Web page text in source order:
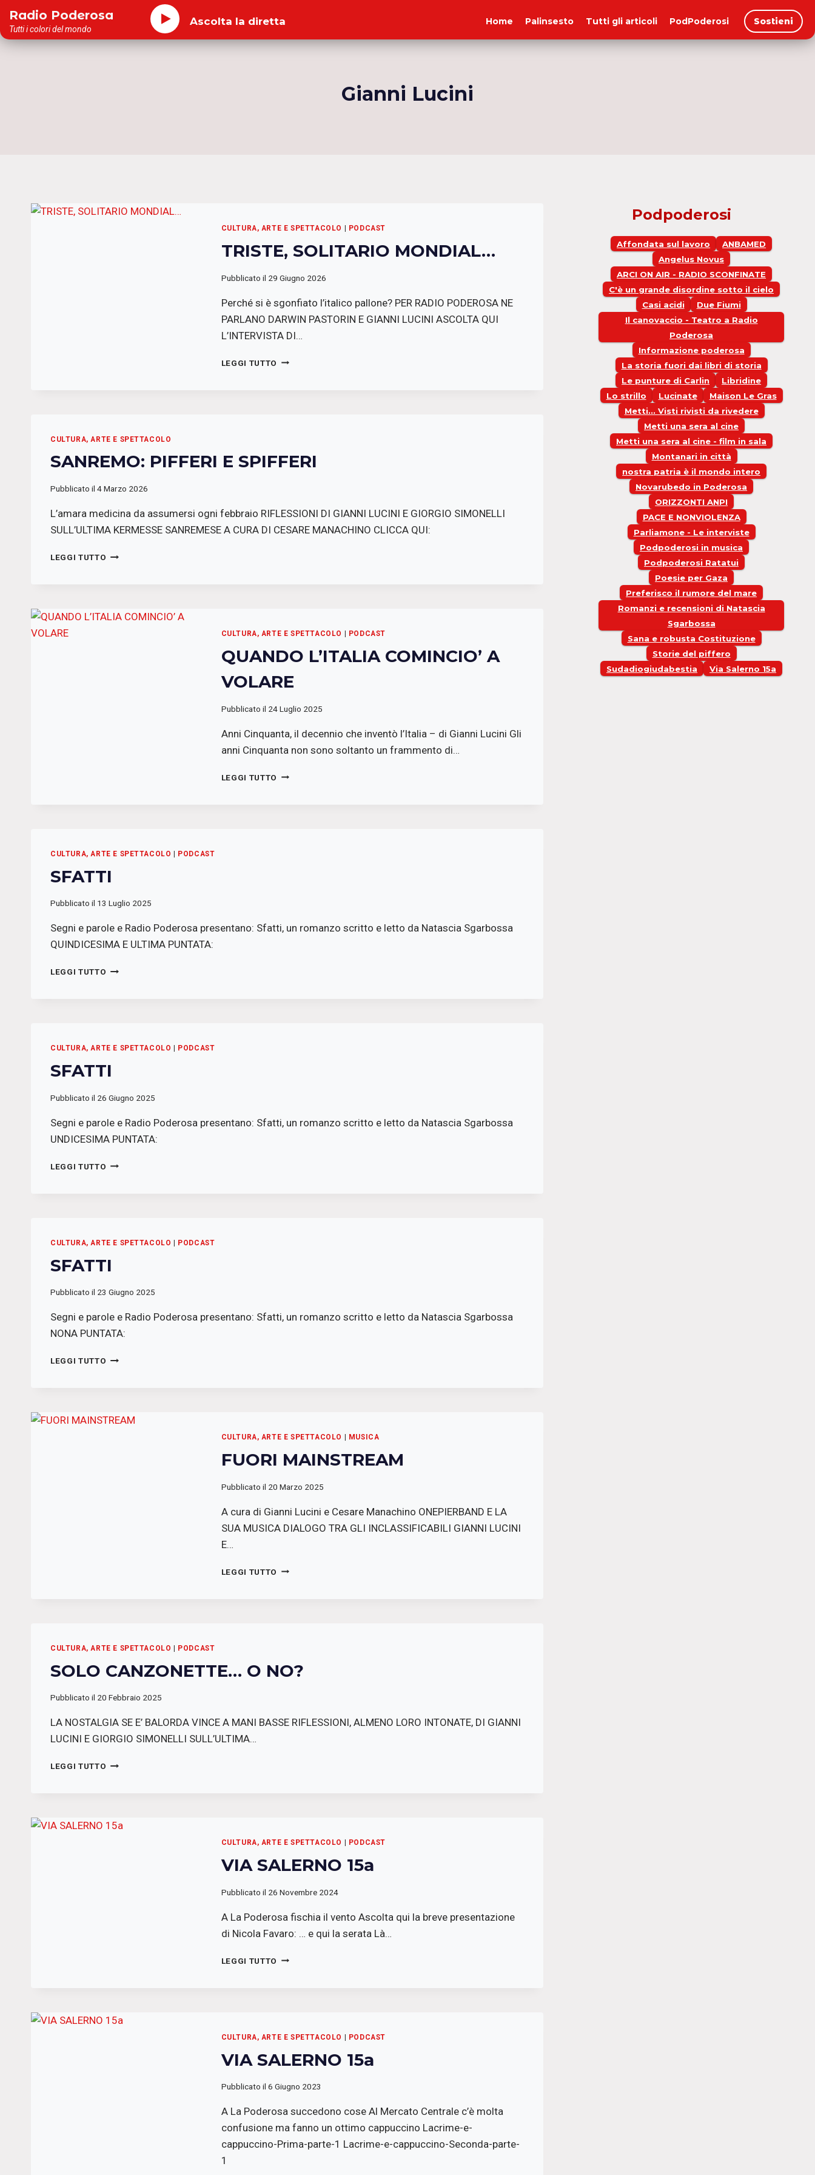
contenuto
Radio Poderosa
Tutti i colori del mondo
Ascolta la diretta Home Palinsesto Tutti gli articoli PodPoderosi Sostieni
Gianni Lucini
CULTURA, ARTE E SPETTACOLO PODCAST
TRISTE, SOLITARIO MONDIAL…
Pubblicato il 29 Giugno 2026
Perché si è sgonfiato l’italico pallone? PER RADIO PODEROSA NE
PARLANO DARWIN PASTORIN E GIANNI LUCINI ASCOLTA QUI
L’INTERVISTA DI…
LEGGI TUTTO TRISTE,
CULTURA, ARTE E SPETTACOLO
SANREMO: PIFFERI E SPIFFERI
Pubblicato il 4 Marzo 2026
L’amara medicina da assumersi ogni febbraio RIFLESSIONI DI GIANNI LUCINI E GIORGIO SIMONELLI
SULL’ULTIMA KERMESSE SANREMESE A CURA DI CESARE MANACHINO CLICCA QUI:
LEGGI TUTTO SANREMO:
CULTURA, ARTE E SPETTACOLO PODCAST
QUANDO L’ITALIA COMINCIO’ A
VOLARE
Pubblicato il 24 Luglio 2025
Anni Cinquanta, il decennio che inventò l’Italia – di Gianni Lucini Gli
anni Cinquanta non sono soltanto un frammento di…
LEGGI TUTTO QUANDO
CULTURA, ARTE E SPETTACOLO | PODCAST
SFATTI
Pubblicato il 13 Luglio 2025
Segni e parole e Radio Poderosa presentano: Sfatti, un romanzo scritto e letto da Natascia Sgarbossa
QUINDICESIMA E ULTIMA PUNTATA:
LEGGI TUTTO SFATTI
CULTURA, ARTE E SPETTACOLO PODCAST
SFATTI
Pubblicato il 26 Giugno 2025
Segni e parole e Radio Poderosa presentano: Sfatti, un romanzo scritto e letto da Natascia Sgarbossa
UNDICESIMA PUNTATA:
LEGGI TUTTO SFATTI
CULTURA, ARTE E SPETTACOLO | PODCAST
SFATTI
Pubblicato il 23 Giugno 2025
Segni e parole e Radio Poderosa presentano: Sfatti, un romanzo scritto e letto da Natascia Sgarbossa
NONA PUNTATA:
LEGGI TUTTO SFATTI
CULTURA, ARTE E SPETTACOLO MUSICA
FUORI MAINSTREAM
Pubblicato il 20 Marzo 2025
A cura di Gianni Lucini e Cesare Manachino ONEPIERBAND E LA
SUA MUSICA DIALOGO TRA GLI INCLASSIFICABILI GIANNI LUCINI
E…
LEGGI TUTTO FUORI
CULTURA, ARTE E SPETTACOLO | PODCAST
SOLO CANZONETTE… O NO?
Pubblicato il 20 Febbraio 2025
LA NOSTALGIA SE E’ BALORDA VINCE A MANI BASSE RIFLESSIONI, ALMENO LORO INTONATE, DI GIANNI
LUCINI E GIORGIO SIMONELLI SULL’ULTIMA…
LEGGI TUTTO SOLO
CULTURA, ARTE E SPETTACOLO PODCAST
VIA SALERNO 15a
Pubblicato il 26 Novembre 2024
A La Poderosa fischia il vento Ascolta qui la breve presentazione
di Nicola Favaro: … e qui la serata Là…
LEGGI TUTTO VIA
CULTURA, ARTE E SPETTACOLO | PODCAST
VIA SALERNO 15a
Pubblicato il 6 Giugno 2023
A La Poderosa succedono cose Al Mercato Centrale c’è molta
confusione ma fanno un ottimo cappuccino Lacrime-e-
cappuccino-Prima-parte-1 Lacrime-e-cappuccino-Seconda-parte-
1
Podpoderosi
Affondata sul lavoro
ANBAMED
Angelus Novus
ARCI ON AIR - RADIO SCONFINATE
C'è un grande disordine sotto il cielo
Casi acidi
Due Fiumi
Il canovaccio - Teatro a Radio
Poderosa
Informazione poderosa
La storia fuori dai libri di storia
Le punture di Carlin
Libridine
Lo strillo
Lucinate
Maison Le Gras
Metti... Visti rivisti da rivedere
Metti una sera al cine
Metti una sera al cine - film in sala
Montanari in città
nostra patria è il mondo intero
Novarubedo in Poderosa
ORIZZONTI ANPI
PACE E NONVIOLENZA
Parliamone - Le interviste
Podpoderosi in musica
Podpoderosi Ratatui
Poesie per Gaza
Preferisco il rumore del mare
Romanzi e recensioni di Natascia
Sgarbossa
Sana e robusta Costituzione
Storie del piffero
Sudadiogiudabestia
Via Salerno 15a